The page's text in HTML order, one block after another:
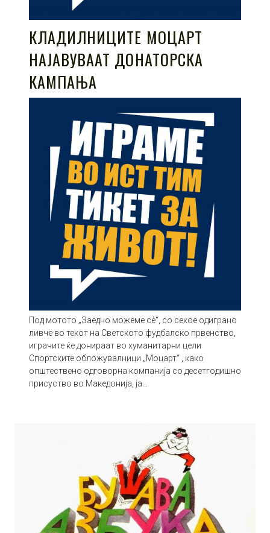
КЛАДИЛНИЦИТЕ МОЦАРТ
НАЈАВУВААТ ДОНАТОРСКА
КАМПАЊА
Под мотото „Заедно можеме сè“, со секое одиграно
ливче во текот на Светското фудбалско првенство,
играчите ќе донираат во хуманитарни цели
Спортските обложувалници „Моцарт“ , како
општествено одговорна компанија со десетгодишно
присуство во Македонија, ја…